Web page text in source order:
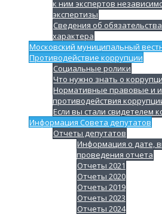
к ним экспертов
экспертизы
Сведения об
характера
Московский муниципальный
Противодействие коррупции
Социальные ролики
Что нужно знать о
Нормативные правовые и
противодействия
Если вы стали свидетелем
Информация Совета депутатов
Отчеты депутатов
Информация о дате,
проведения отчета
Отчеты 2021
Отчеты 2020
Отчеты 2019
Отчеты 2023
Отчеты 2024